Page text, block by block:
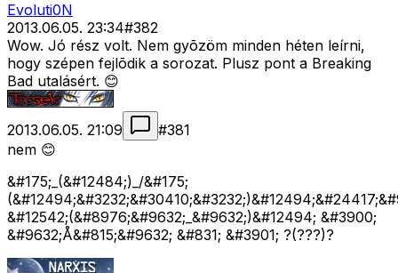
Evoluti0N
2013.06.05. 23:34#382
Wow. Jó rész volt. Nem gyõzöm minden héten leírni,
hogy szépen fejlõdik a sorozat. Plusz pont a Breaking
Bad utalásért. 😊
2013.06.05. 21:09 #381
nem 😊
&#175;_(&#12484;)_/&#175;
&#12542;(&#8976;&#9632;_&#9632;)&#12494; &#3900;
&#9632;Å&#815;&#9632; &#831; &#3901; ?(???)?